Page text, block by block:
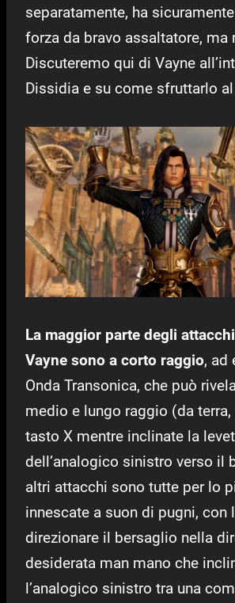
separatamente, ha
forza da bravo assaltatore, ma
Discuteremo qui di Vayne
Dissidia e su come sfruttarlo
La maggior parte degli
Vayne sono a corto raggio, ad
Onda Transonica, che può
medio e lungo raggio (da
tasto X mentre inclinate la
dell’analogico sinistro verso il
altri attacchi sono tutte per lo
innescate a suon di pugni, con
direzionare il bersaglio nella
desiderata man mano che
l’analogico sinistro tra una